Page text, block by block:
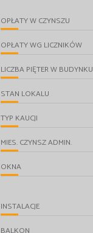
OPŁATY W CZYNSZU
OPŁATY WG LICZNIKÓW
LICZBA PIĘTER W BUDYNKU
STAN LOKALU
TYP KAUCJI
MIES. CZYNSZ ADMIN.
OKNA
INSTALACJE